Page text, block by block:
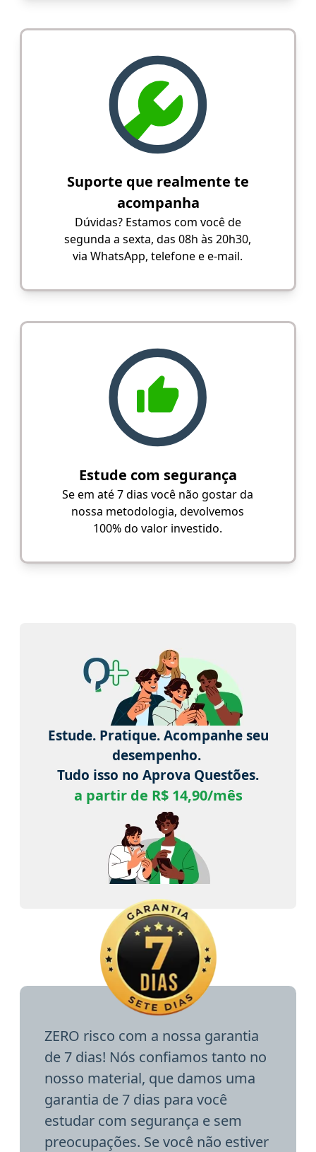
Suporte que realmente te
acompanha
Dúvidas? Estamos com você de
segunda a sexta, das 08h às 20h30,
via WhatsApp, telefone e e-mail.
Estude com segurança
Se em até 7 dias você não gostar da
nossa metodologia, devolvemos
100% do valor investido.
Estude. Pratique. Acompanhe seu
desempenho.
Tudo isso no Aprova Questões.
a partir de R$ 14,90/mês
ZERO risco com a nossa garantia
de 7 dias! Nós confiamos tanto no
nosso material, que damos uma
garantia de 7 dias para você
estudar com segurança e sem
preocupações. Se você não estiver